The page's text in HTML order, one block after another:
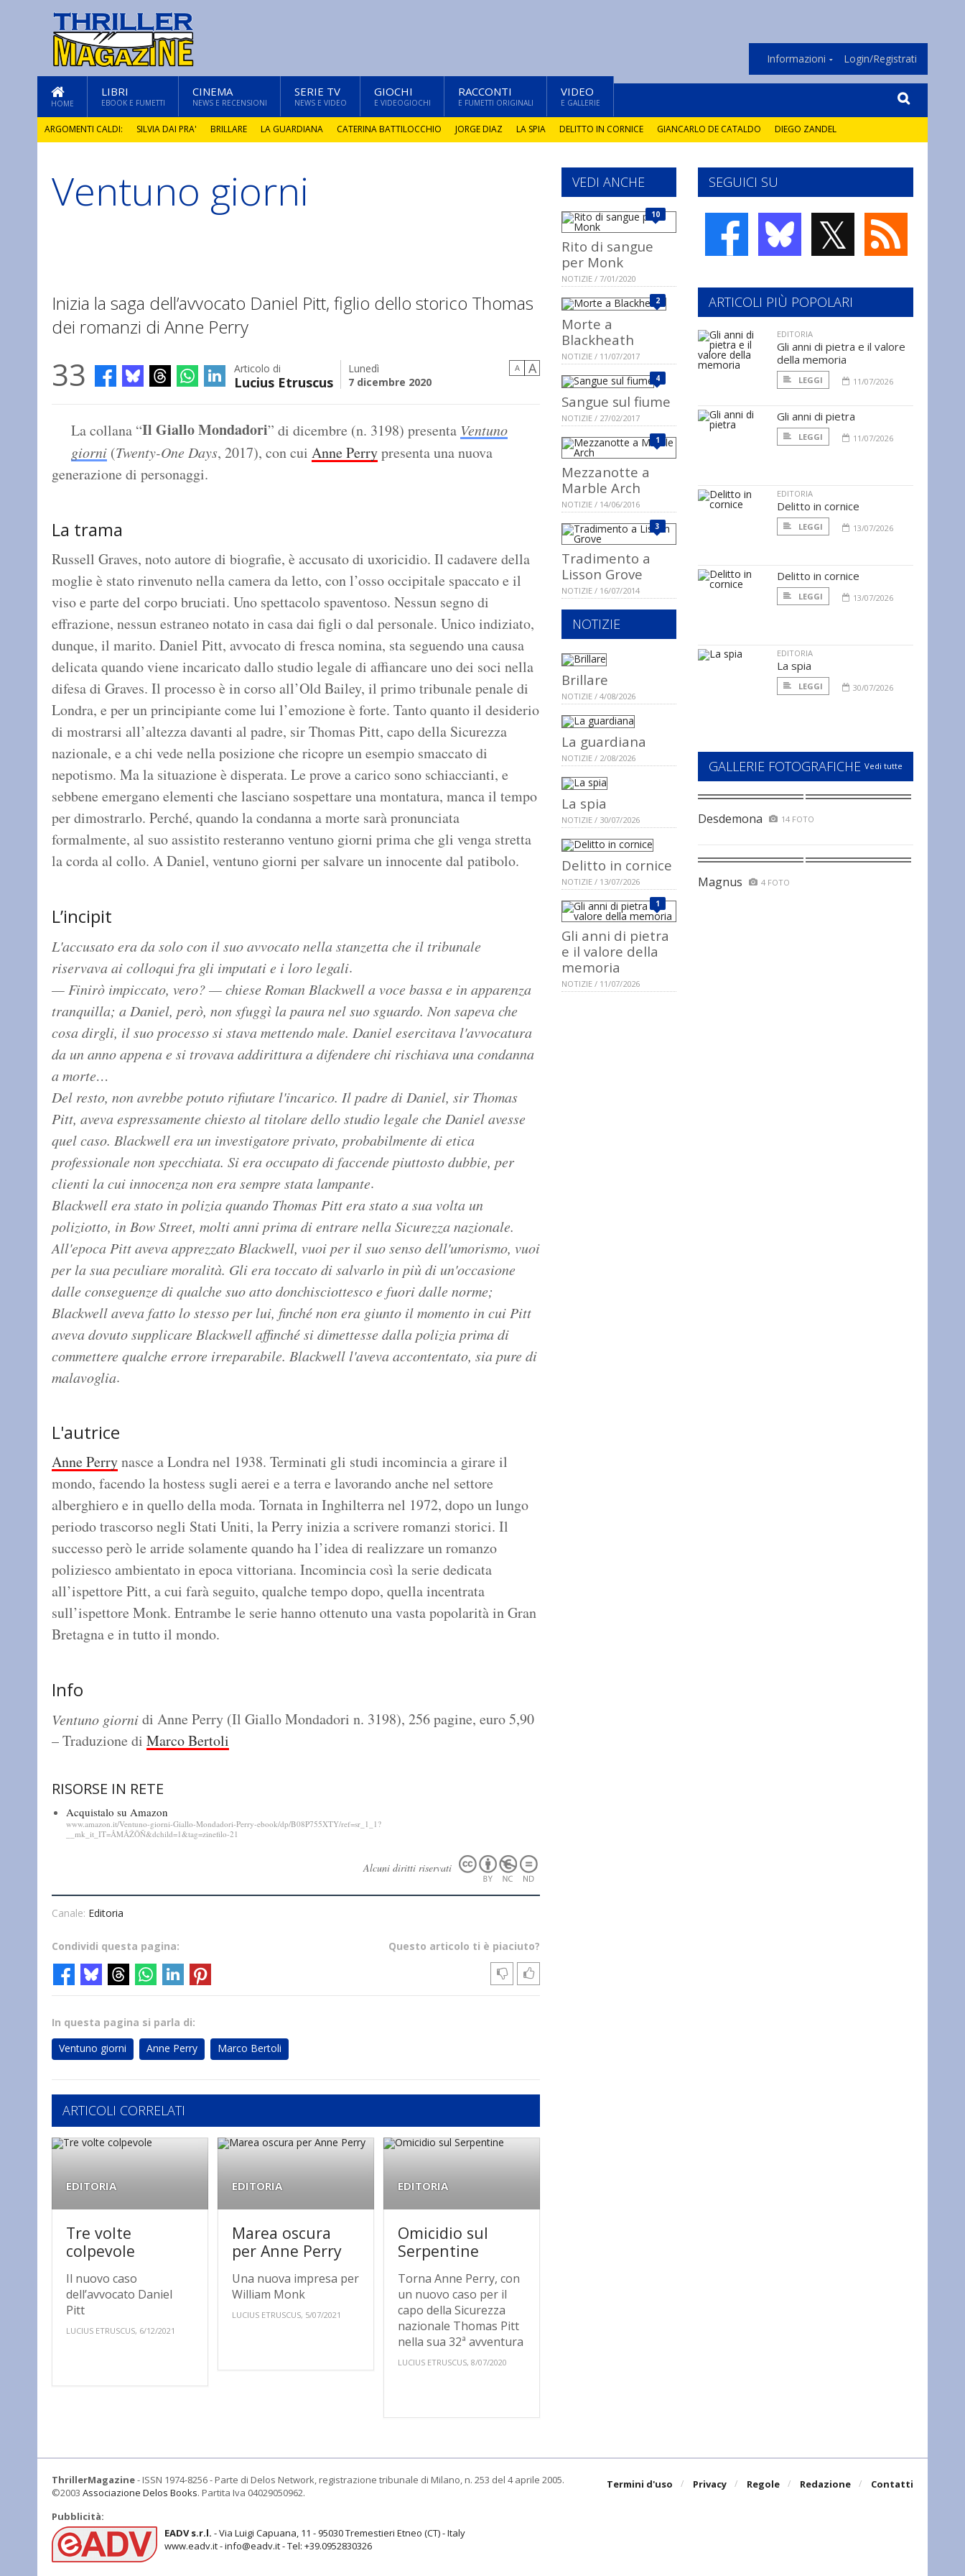
Informazioni Login/Registrati
HOME
LIBRI
EBOOK E FUMETTI
CINEMA
NEWS E RECENSIONI
SERIE TV
NEWS E VIDEO
GIOCHI
E VIDEOGIOCHI
RACCONTI
E FUMETTI ORIGINALI
VIDEO
E GALLERIE
ARGOMENTI CALDI: SILVIA DAI PRA' BRILLARE LA GUARDIANA CATERINA BATTILOCCHIO JORGE DIAZ LA SPIA DELITTO IN CORNICE GIANCARLO DE CATALDO DIEGO ZANDEL
Ventuno giorni
Inizia la saga dell’avvocato Daniel Pitt, figlio dello storico Thomas
dei romanzi di Anne Perry
33 Articolo di
Lucius Etruscus
Lunedì
7 dicembre 2020
A A
La collana “Il Giallo Mondadori” di dicembre (n. 3198) presenta Ventuno
giorni (Twenty-One Days, 2017), con cui Anne Perrypresenta una nuova
generazione di personaggi.
La trama
Russell Graves, noto autore di biografie, è accusato di uxoricidio. Il cadavere della
moglie è stato rinvenuto nella camera da letto, con l’osso occipitale spaccato e il
viso e parte del corpo bruciati. Uno spettacolo spaventoso. Nessun segno di
effrazione, nessun estraneo notato in casa dai figli o dal personale. Unico indiziato,
dunque, il marito. Daniel Pitt, avvocato di fresca nomina, sta seguendo una causa
delicata quando viene incaricato dallo studio legale di affiancare uno dei soci nella
difesa di Graves. Il processo è in corso all’Old Bailey, il primo tribunale penale di
Londra, e per un principiante come lui l’emozione è forte. Tanto quanto il desiderio
di mostrarsi all’altezza davanti al padre, sir Thomas Pitt, capo della Sicurezza
nazionale, e a chi vede nella posizione che ricopre un esempio smaccato di
nepotismo. Ma la situazione è disperata. Le prove a carico sono schiaccianti, e
sebbene emergano elementi che lasciano sospettare una montatura, manca il tempo
per dimostrarlo. Perché, quando la condanna a morte sarà pronunciata
formalmente, al suo assistito resteranno ventuno giorni prima che gli venga stretta
la corda al collo. A Daniel, ventuno giorni per salvare un innocente dal patibolo.
L’incipit
L'accusato era da solo con il suo avvocato nella stanzetta che il tribunale
riservava ai colloqui fra gli imputati e i loro legali.
— Finirò impiccato, vero? — chiese Roman Blackwell a voce bassa e in apparenza
tranquilla; a Daniel, però, non sfuggì la paura nel suo sguardo. Non sapeva che
cosa dirgli, il suo processo si stava mettendo male. Daniel esercitava l'avvocatura
da un anno appena e si trovava addirittura a difendere chi rischiava una condanna
a morte…
Del resto, non avrebbe potuto rifiutare l'incarico. Il padre di Daniel, sir Thomas
Pitt, aveva espressamente chiesto al titolare dello studio legale che Daniel avesse
quel caso. Blackwell era un investigatore privato, probabilmente di etica
professionale non specchiata. Si era occupato di faccende piuttosto dubbie, per
clienti la cui innocenza non era sempre stata lampante.
Blackwell era stato in polizia quando Thomas Pitt era stato a sua volta un
poliziotto, in Bow Street, molti anni prima di entrare nella Sicurezza nazionale.
All'epoca Pitt aveva apprezzato Blackwell, vuoi per il suo senso dell'umorismo, vuoi
per la sua peculiare moralità. Gli era toccato di salvarlo in più di un'occasione
dalle conseguenze di qualche suo atto donchisciottesco e fuori dalle norme;
Blackwell aveva fatto lo stesso per lui, finché non era giunto il momento in cui Pitt
aveva dovuto supplicare Blackwell affinché si dimettesse dalla polizia prima di
commettere qualche errore irreparabile. Blackwell l'aveva accontentato, sia pure di
malavoglia.
L'autrice
Anne Perrynasce a Londra nel 1938. Terminati gli studi incomincia a girare il
mondo, facendo la hostess sugli aerei e a terra e lavorando anche nel settore
alberghiero e in quello della moda. Tornata in Inghilterra nel 1972, dopo un lungo
periodo trascorso negli Stati Uniti, la Perry inizia a scrivere romanzi storici. Il
successo però le arride solamente quando ha l’idea di realizzare un romanzo
poliziesco ambientato in epoca vittoriana. Incomincia così la serie dedicata
all’ispettore Pitt, a cui farà seguito, qualche tempo dopo, quella incentrata
sull’ispettore Monk. Entrambe le serie hanno ottenuto una vasta popolarità in Gran
Bretagna e in tutto il mondo.
Info
Ventuno giornidi Anne Perry (Il Giallo Mondadori n. 3198), 256 pagine, euro 5,90
– Traduzione di Marco Bertoli
RISORSE IN RETE
Acquistalo su Amazon
www.amazon.it/Ventuno-giorni-Giallo-Mondadori-Perry-ebook/dp/B08P755XTY/ref=sr_1_1?
__mk_it_IT=ÅMÅŽÕÑ&dchild=1&tag=zinefilo-21
Alcuni diritti riservati
Canale: Editoria
Questo articolo ti è piaciuto?
Condividi questa pagina:
In questa pagina si parla di:
Ventuno giorni
Anne Perry Marco Bertoli
ARTICOLI CORRELATI
EDITORIA
Tre volte
colpevole
Il nuovo caso
dell’avvocato Daniel
Pitt
LUCIUS ETRUSCUS, 6/12/2021
EDITORIA
Marea oscura
per Anne Perry
Una nuova impresa per
William Monk
LUCIUS ETRUSCUS, 5/07/2021
EDITORIA
Omicidio sul
Serpentine
Torna Anne Perry, con
un nuovo caso per il
capo della Sicurezza
nazionale Thomas Pitt
nella sua 32ª avventura
LUCIUS ETRUSCUS, 8/07/2020
SEGUICI SU
𝕏
VEDI ANCHE
10
Rito di sangue
per Monk
NOTIZIE / 7/01/2020
2
Morte a
Blackheath
NOTIZIE / 11/07/2017
4
Sangue sul fiume
NOTIZIE / 27/02/2017
1
Mezzanotte a
Marble Arch
NOTIZIE / 14/06/2016
3
Tradimento a
Lisson Grove
NOTIZIE / 16/07/2014
NOTIZIE
Brillare
NOTIZIE / 4/08/2026
La guardiana
NOTIZIE / 2/08/2026
La spia
NOTIZIE / 30/07/2026
Delitto in cornice
NOTIZIE / 13/07/2026
1
Gli anni di pietra
e il valore della
memoria
NOTIZIE / 11/07/2026
ARTICOLI PIÙ POPOLARI
EDITORIA
Gli anni di pietra e il valore
della memoria
LEGGI 11/07/2026
Gli anni di pietra
LEGGI 11/07/2026
EDITORIA
Delitto in cornice
LEGGI 13/07/2026
Delitto in cornice
LEGGI 13/07/2026
EDITORIA
La spia
LEGGI 30/07/2026
GALLERIE FOTOGRAFICHE Vedi tutte
Desdemona 14 FOTO
Magnus 4 FOTO
Termini d'uso Privacy Regole Redazione Contatti
ThrillerMagazine- ISSN 1974-8256 - Parte di Delos Network, registrazione tribunale di Milano, n. 253 del 4 aprile 2005.
©2003 Associazione Delos Books. Partita Iva 04029050962.
Pubblicità:
EADV s.r.l. - Via Luigi Capuana, 11 - 95030 Tremestieri Etneo (CT) - Italy
www.eadv.it - info@eadv.it - Tel: +39.0952830326